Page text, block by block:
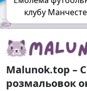
клубу
Malunok.top –
розмальовок